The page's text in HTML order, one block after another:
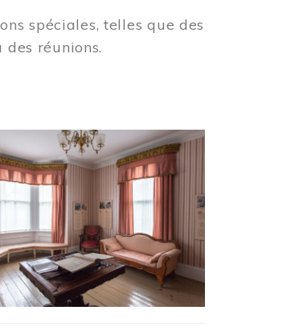
spéciales, telles que des
réunions.